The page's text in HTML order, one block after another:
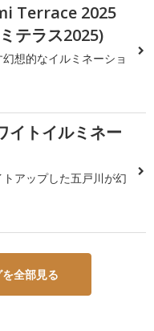
Terrace 2025
テラス2025)
想的なイルミネーショ
イトイルミネー
アップした五戸川が幻
全部見る